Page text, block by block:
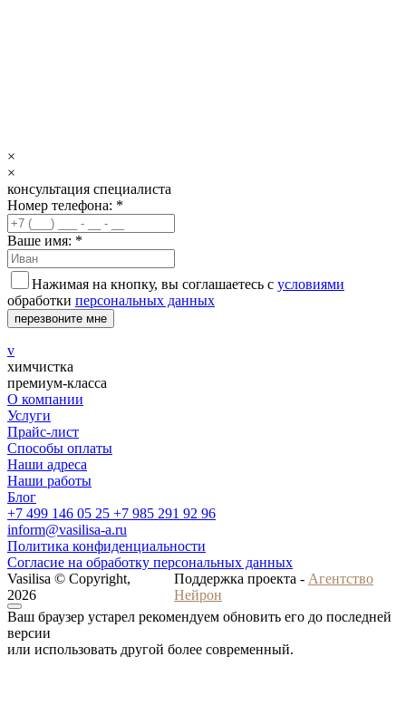
×
×
консультация специалиста
Номер телефона: *
Ваше имя: *
Нажимая на кнопку, вы соглашаетесь с условиями
обработки персональных данных
перезвоните мне
v
химчистка
премиум-класса
О компании
Услуги
Прайс-лист
Способы оплаты
Наши адреса
Наши работы
Блог
+7 499 146 05 25 +7 985 291 92 96
inform@vasilisa-a.ru
Политика конфиденциальности
Согласие на обработку персональных данных
Vasilisa © Copyright,
2026
Поддержка проекта - Агентство
Нейрон
Ваш браузер устарел рекомендуем обновить его до последней
версии
или использовать другой более современный.